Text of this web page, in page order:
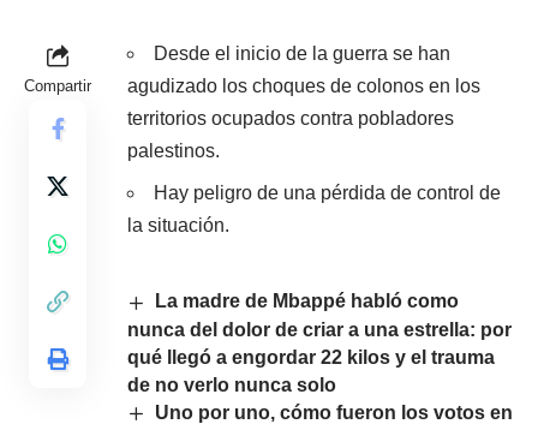
Compartir
Desde el inicio de la guerra se han
agudizado los choques de colonos en los
territorios ocupados contra pobladores
palestinos.
Hay peligro de una pérdida de control de
la situación.
La madre de Mbappé habló como
nunca del dolor de criar a una estrella: por
qué llegó a engordar 22 kilos y el trauma
de no verlo nunca solo
Uno por uno, cómo fueron los votos en